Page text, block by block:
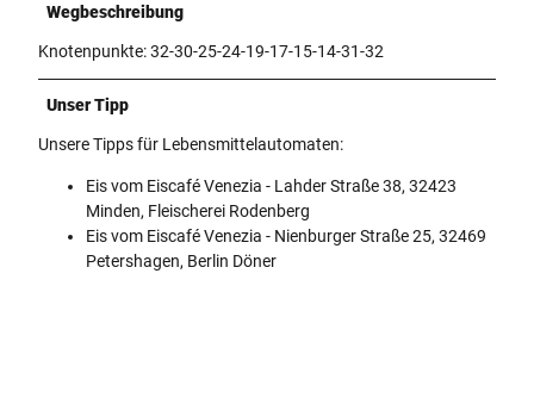
Wegbeschreibung
Knotenpunkte: 32-30-25-24-19-17-15-14-31-32
Unser Tipp
Unsere Tipps für Lebensmittelautomaten:
Eis vom Eiscafé Venezia - Lahder Straße 38, 32423
Minden, Fleischerei Rodenberg
Eis vom Eiscafé Venezia - Nienburger Straße 25, 32469
Petershagen, Berlin Döner